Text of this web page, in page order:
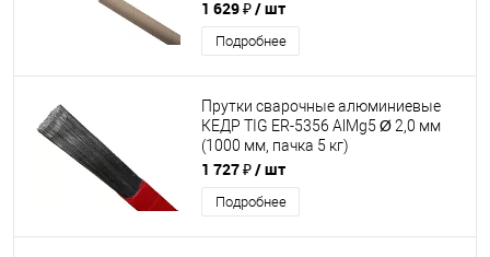
1 629 ₽/ шт
Подробнее
Прутки сварочные алюминиевые
КЕДР TIG ER-5356 AlMg5 Ø 2,0 мм
(1000 мм, пачка 5 кг)
1 727 ₽/ шт
Подробнее